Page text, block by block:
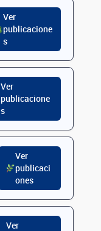
Ver
publicacione
s
Ver
publicacione
s
Ver
publicaci
ones
Ver